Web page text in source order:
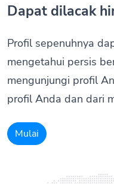
Dapat dilacak
Profil sepenuhnya
mengetahui persis
mengunjungi profil
profil Anda dan dari
Mulai